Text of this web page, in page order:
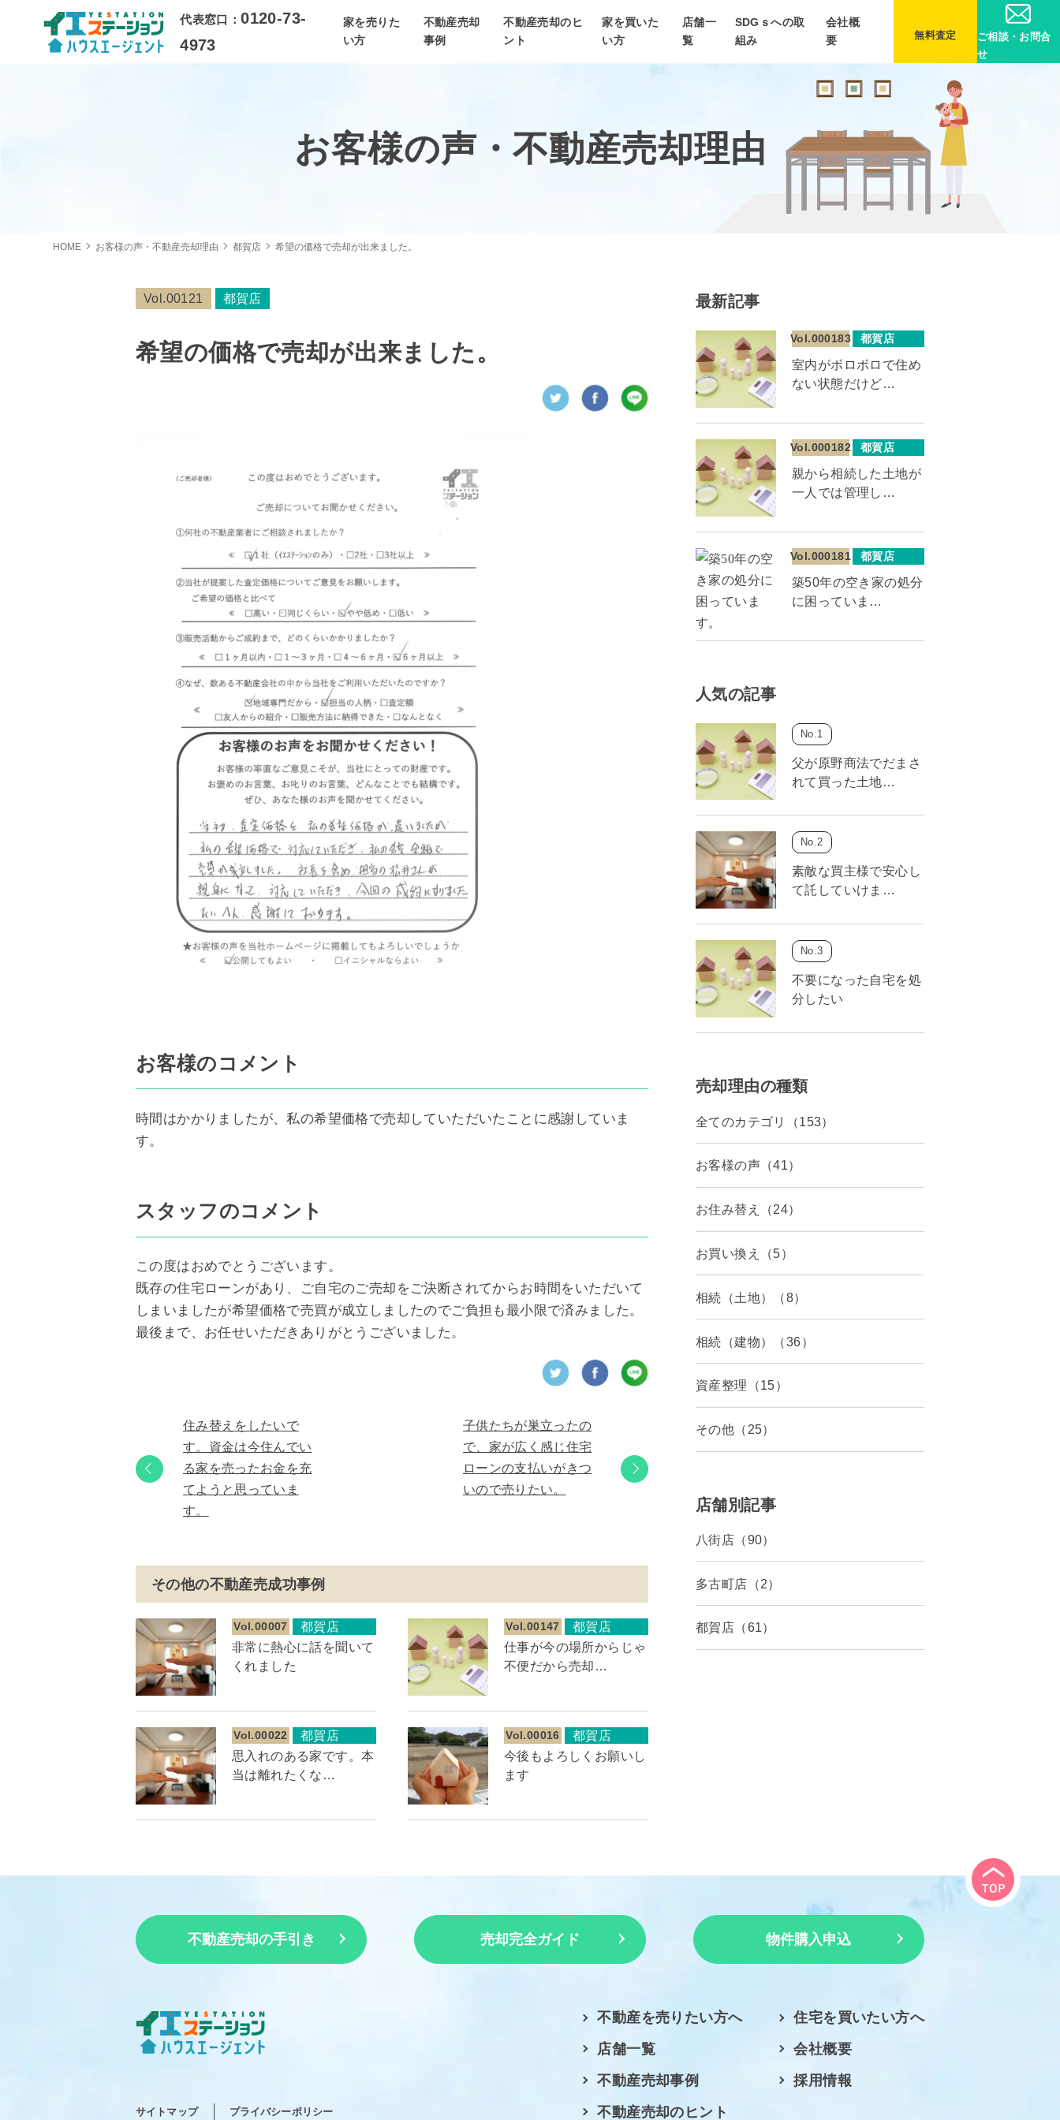
代表窓口：0120-73-
4973
家を売りた
い方
不動産売却
事例
不動産売却のヒ
ント
家を買いた
い方
店舗一
覧
SDGｓへの取
組み
会社概
要
無料査定
ご相談・お問合
せ
お客様の声・不動産売却理由
HOME お客様の声・不動産売却理由 都賀店 希望の価格で売却が出来ました。
Vol.00121 都賀店
希望の価格で売却が出来ました。
お客様のコメント
時間はかかりましたが、私の希望価格で売却していただいたことに感謝していま
す。
スタッフのコメント
この度はおめでとうございます。
既存の住宅ローンがあり、ご自宅のご売却をご決断されてからお時間をいただいて
しまいましたが希望価格で売買が成立しましたのでご負担も最小限で済みました。
最後まで、お任せいただきありがとうございました。
住み替えをしたいで
す。資金は今住んでい
る家を売ったお金を充
てようと思っていま
す。
子供たちが巣立ったの
で、家が広く感じ住宅
ローンの支払いがきつ
いので売りたい。
その他の不動産売成功事例
Vol.00007
都賀店
非常に熱心に話を聞いて
くれました
Vol.00147
都賀店
仕事が今の場所からじゃ
不便だから売却…
Vol.00022
都賀店
思入れのある家です。本
当は離れたくな…
Vol.00016
都賀店
今後もよろしくお願いし
ます
最新記事
Vol.000183 都賀店
室内がボロボロで住め
ない状態だけど…
Vol.000182 都賀店
親から相続した土地が
一人では管理し…
Vol.000181 都賀店
築50年の空き家の処分
に困っていま…
人気の記事
父が原野商法でだまさ
れて買った土地…
素敵な買主様で安心し
て託していけま…
不要になった自宅を処
分したい
売却理由の種類
全てのカテゴリ（153）
お客様の声（41）
お住み替え（24）
お買い換え（5）
相続（土地）（8）
相続（建物）（36）
資産整理（15）
その他（25）
店舗別記事
八街店（90）
多古町店（2）
都賀店（61）
不動産売却の手引き 売却完全ガイド 物件購入申込
サイトマップ プライバシーポリシー
不動産を売りたい方へ
店舗一覧
不動産売却事例
不動産売却のヒント
住宅を買いたい方へ
会社概要
採用情報